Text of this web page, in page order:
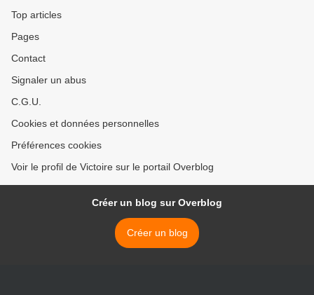
Top articles
Pages
Contact
Signaler un abus
C.G.U.
Cookies et données personnelles
Préférences cookies
Voir le profil de Victoire sur le portail Overblog
Créer un blog sur Overblog
Créer un blog